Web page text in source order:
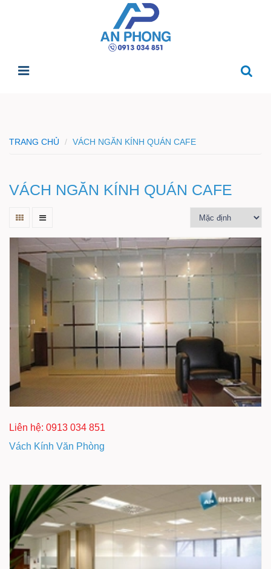
TRANG CHỦ VÁCH NGĂN KÍNH QUÁN CAFE
VÁCH NGĂN KÍNH QUÁN CAFE
Liên hệ: 0913 034 851
Vách Kính Văn Phòng